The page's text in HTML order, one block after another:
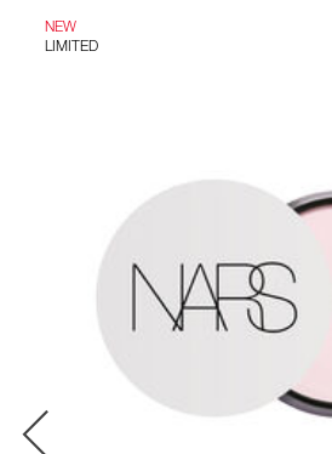
NEW
LIMITED